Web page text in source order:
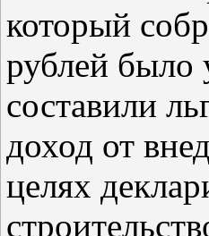
который
рублей было
составили
доход от
целях